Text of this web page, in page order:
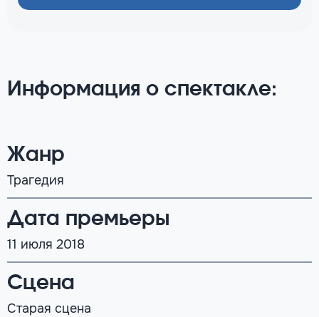
Информация о спектакле:
Жанр
Трагедия
Дата премьеры
11 июля 2018
Сцена
Старая сцена